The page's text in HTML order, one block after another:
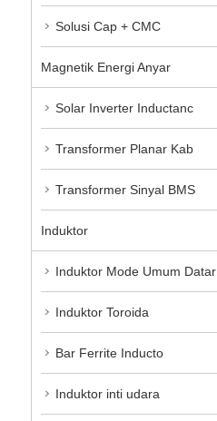
Solusi Cap + CMC
Magnetik Energi Anyar
Solar Inverter Inductanc
Transformer Planar Kab
Transformer Sinyal BMS
Induktor
Induktor Mode Umum Datar
Induktor Toroida
Bar Ferrite Inducto
Induktor inti udara